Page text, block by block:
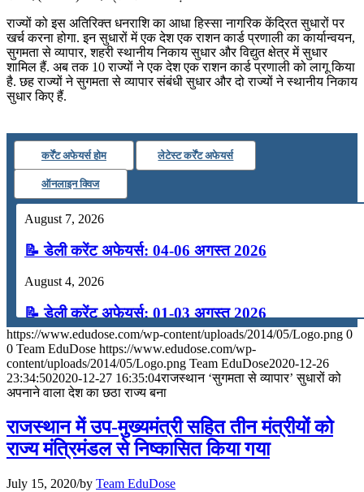
राज्यों को इस अतिरिक्‍त धनराशि का आधा हिस्‍सा नागरिक केंद्रित सुधारों पर
खर्च करना होगा. इन सुधारों में एक देश एक राशन कार्ड प्रणाली का कार्यान्वयन,
सुगमता से व्‍यापार, शहरी स्थानीय निकाय सुधार और विद्युत क्षेत्र में सुधार
शामिल हैं. अब तक 10 राज्यों ने एक देश एक राशन कार्ड प्रणाली को लागू किया
है. छह राज्यों ने सुगमता से व्यापार संबंधी सुधार और दो राज्‍यों ने स्‍थानीय निकाय
सुधार किए हैं.
कर्रेंट अफेयर्स होम लेटेस्ट कर्रेंट अफेयर्स
ऑनलाइन क्विज
August 7, 2026
📝 डेली करेंट अफेयर्स: 04-06 अगस्त 2026
August 4, 2026
📝 डेली करेंट अफेयर्स: 01-03 अगस्त 2026
July 31, 2026
📝 डेली करेंट अफेयर्स: 28-31 जुलाई 2026
📝 डेली करेंट अफेयर्स: 25-27 जुलाई 2026
https://www.edudose.com/wp-content/uploads/2014/05/Logo.png 0
0 Team EduDose https://www.edudose.com/wp-
content/uploads/2014/05/Logo.png Team EduDose2020-12-26
23:34:502020-12-27 16:35:04राजस्थान ‘सुगमता से व्यापार’ सुधारों को
अपनाने वाला देश का छठा राज्‍य बना
राजस्‍थान में उप-मुख्यमंत्री सहित तीन मंत्रीयों को
राज्‍य मंत्रिमंडल से निष्कासित किया गया
July 15, 2020/by Team EduDose